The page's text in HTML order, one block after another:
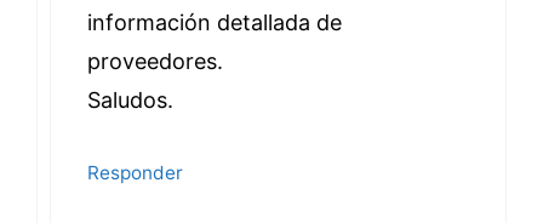
información detallada de
proveedores.
Saludos.
Responder